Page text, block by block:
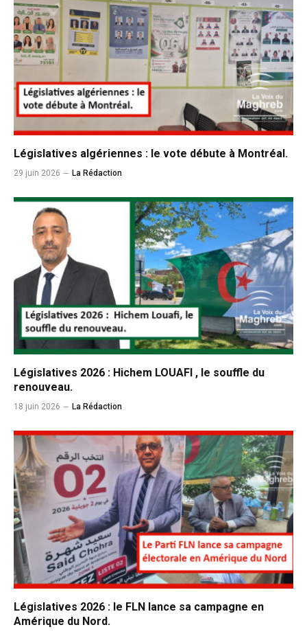
Législatives algériennes : le vote débute à Montréal.
29 juin 2026 La Rédaction
Législatives 2026 : Hichem LOUAFI , le souffle du
renouveau.
18 juin 2026 La Rédaction
Législatives 2026 : le FLN lance sa campagne en
Amérique du Nord.